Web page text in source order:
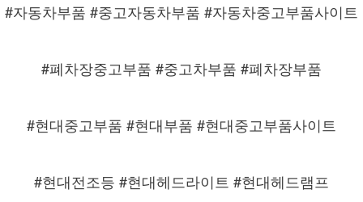
#자동차부품 #중고자동차부품 #자동차중고부품사이트
#폐차장중고부품 #중고차부품 #폐차장부품
#현대중고부품 #현대부품 #현대중고부품사이트
#현대전조등 #현대헤드라이트 #현대헤드램프